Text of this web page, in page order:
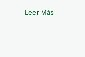
Leer Más